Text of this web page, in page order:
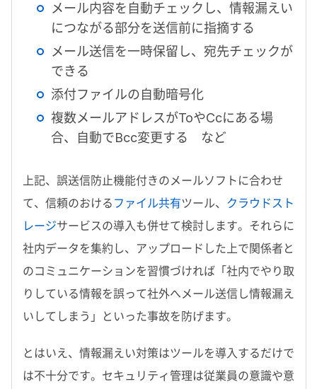
メール内容を自動チェックし、情報漏えい
につながる部分を送信前に指摘する
メール送信を一時保留し、宛先チェックが
できる
添付ファイルの自動暗号化
複数メールアドレスがToやCcにある場
合、自動でBcc変更する など
上記、誤送信防止機能付きのメールソフトに合わせ
て、信頼のおける ファイル共有ツール、 クラウドスト
レージサービスの導入も併せて検討します。それらに
社内データを集約し、アップロードした上で関係者と
のコミュニケーションを習慣づければ「社内でやり取
りしている情報を誤って社外へメール送信し情報漏え
いしてしまう」といった事故を防げます。
とはいえ、情報漏えい対策はツールを導入するだけで
は不十分です。セキュリティ管理は従業員の意識や意